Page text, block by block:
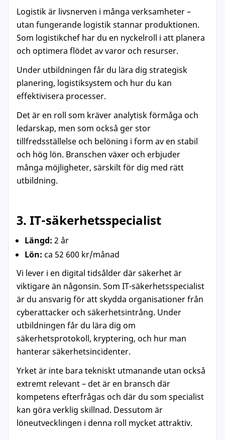
Logistik är livsnerven i många verksamheter –
utan fungerande logistik stannar produktionen.
Som logistikchef har du en nyckelroll i att planera
och optimera flödet av varor och resurser.
Under utbildningen får du lära dig strategisk
planering, logistiksystem och hur du kan
effektivisera processer.
Det är en roll som kräver analytisk förmåga och
ledarskap, men som också ger stor
tillfredsställelse och belöning i form av en stabil
och hög lön. Branschen växer och erbjuder
många möjligheter, särskilt för dig med rätt
utbildning.
3. IT-säkerhetsspecialist
Längd: 2 år
Lön: ca 52 600 kr/månad
Vi lever i en digital tidsålder där säkerhet är
viktigare än någonsin. Som IT-säkerhetsspecialist
är du ansvarig för att skydda organisationer från
cyberattacker och säkerhetsintrång. Under
utbildningen får du lära dig om
säkerhetsprotokoll, kryptering, och hur man
hanterar säkerhetsincidenter.
Yrket är inte bara tekniskt utmanande utan också
extremt relevant – det är en bransch där
kompetens efterfrågas och där du som specialist
kan göra verklig skillnad. Dessutom är
löneutvecklingen i denna roll mycket attraktiv.